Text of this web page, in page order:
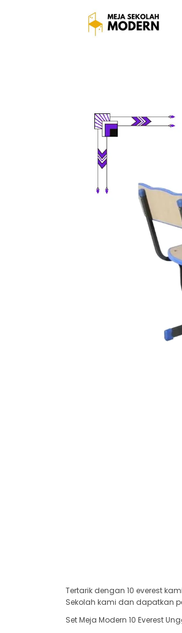
Tertarik dengan 10 everest
Sekolah kami dan dapatkan
Set Meja Modern 10 Everest